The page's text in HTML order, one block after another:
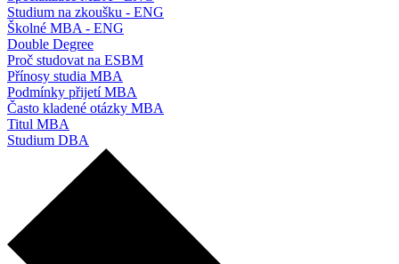
Studium na zkoušku - ENG
Školné MBA - ENG
Double Degree
Proč studovat na ESBM
Přínosy studia MBA
Podmínky přijetí MBA
Často kladené otázky MBA
Titul MBA
Studium DBA